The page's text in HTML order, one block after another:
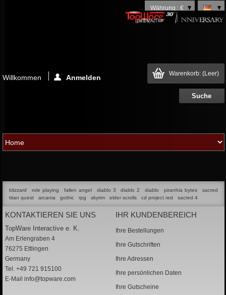
Währung : €
Warenkorb: (Leer)
Willkommen Anmelden
blizzard role playing fallen angel diablo 3 diablo 2 diablo piranhia bytes
sacred
titan quest
arcania gothic rpg skyrim elder scrolls cd project red sacred 4
KONTAKTIEREN SIE UNS
TopWare Interactive e. K.
Am Erlengraben 4
76275 Ettlingen
Germany
Tel. +49 721 915100
E-Mail info@topware.com
IHR KUNDENBEREICH
Ihre Bestellungen
Ihre Gutschriften
Ihre Adressen
Ihre persönlichen Daten
Ihre Gutscheine